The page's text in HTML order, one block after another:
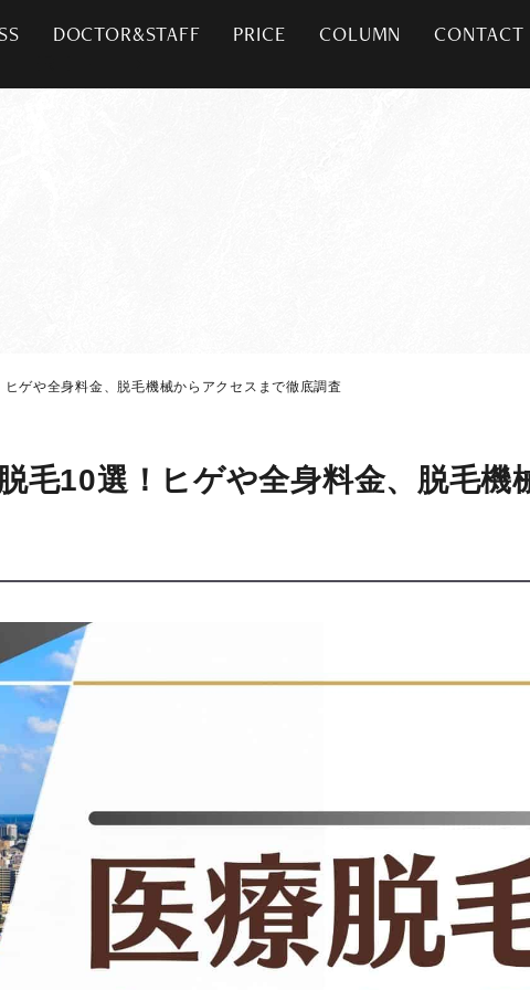
DOCTOR&STAFF PRICE COLUMN CONTACT
ゲや全身料金、脱毛機械からアクセスまで徹底調査
毛10選！ヒゲや全身料金、脱毛機